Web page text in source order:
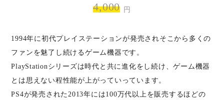
4,000 円
1994年に初代プレイステーションが発売されそこから多くの
ファンを魅了し続けるゲーム機器です。
PlayStationシリーズは時代と共に進化をし続け、ゲーム機器
とは思えない程性能が上がっていっています。
PS4が発売された2013年には100万代以上を販売するほどの